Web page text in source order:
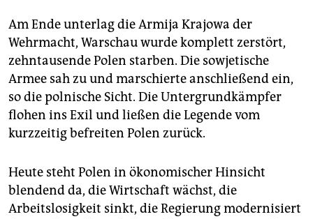
Am Ende unterlag die Armija Krajowa der
Wehrmacht, Warschau wurde komplett zerstört,
zehntausende Polen starben. Die sowjetische
Armee sah zu und marschierte anschließend ein,
so die polnische Sicht. Die Untergrundkämpfer
flohen ins Exil und ließen die Legende vom
kurzzeitig befreiten Polen zurück.
Heute steht Polen in ökonomischer Hinsicht
blendend da, die Wirtschaft wächst, die
Arbeitslosigkeit sinkt, die Regierung modernisiert